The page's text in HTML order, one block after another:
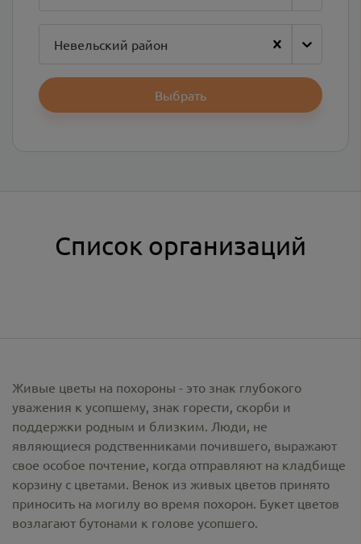
Невельский район
Выбрать
Список организаций
Живые цветы на похороны - это знак глубокого
уважения к усопшему, знак горести, скорби и
поддержки родным и близким. Люди, не
являющиеся родственниками почившего, выражают
свое особое почтение, когда отправляют на кладбище
корзину с цветами. Венок из живых цветов принято
приносить на могилу во время похорон. Букет цветов
возлагают бутонами к голове усопшего.